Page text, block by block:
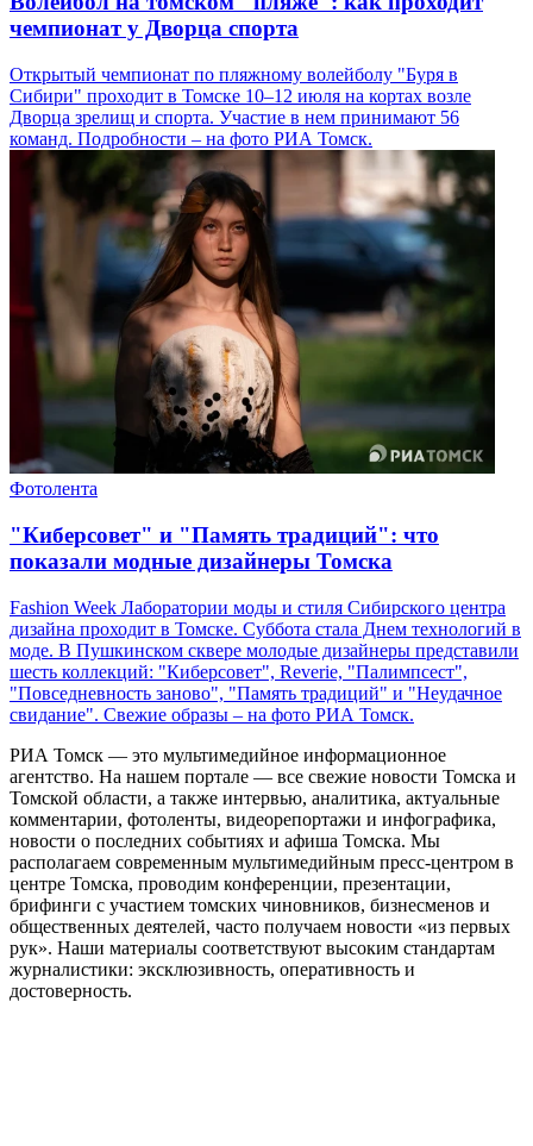
чемпионат у Дворца спорта
Открытый чемпионат по пляжному волейболу "Буря в
Сибири" проходит в Томске 10–12 июля на кортах возле
Дворца зрелищ и спорта. Участие в нем принимают 56
команд. Подробности – на фото РИА Томск.
Фотолента
"Киберсовет" и "Память традиций": что
показали модные дизайнеры Томска
Fashion Week Лаборатории моды и стиля Сибирского центра
дизайна проходит в Томске. Суббота стала Днем технологий в
моде. В Пушкинском сквере молодые дизайнеры представили
шесть коллекций: "Киберсовет", Reverie, "Палимпсест",
"Повседневность заново", "Память традиций" и "Неудачное
свидание". Свежие образы – на фото РИА Томск.
РИА Томск — это мультимедийное информационное
агентство. На нашем портале — все свежие новости Томска и
Томской области, а также интервью, аналитика, актуальные
комментарии, фотоленты, видеорепортажи и инфографика,
новости о последних событиях и афиша Томска. Мы
располагаем современным мультимедийным пресс-центром в
центре Томска, проводим конференции, презентации,
брифинги с участием томских чиновников, бизнесменов и
общественных деятелей, часто получаем новости «из первых
рук». Наши материалы соответствуют высоким стандартам
журналистики: эксклюзивность, оперативность и
достоверность.